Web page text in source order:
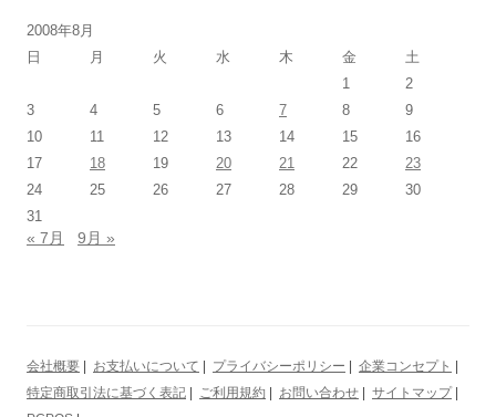
2008年8月
日
月 火 水 木 金
土
1
2
3
4 5 6 7 8
9
10
11 12 13 14 15
16
17
18 19 20 21 22
23
24
25 26 27 28 29
30
31
« 7月 9月 »
会社概要 お支払いについて プライバシーポリシー 企業コンセプト
特定商取引法に基づく表記
ご利用規約 お問い合わせ サイトマップ|